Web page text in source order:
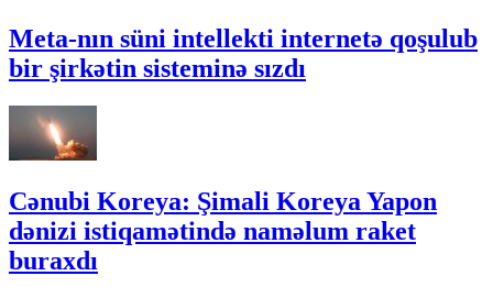
Meta-nın süni intellekti internetə qoşulub
bir şirkətin sisteminə sızdı
Cənubi Koreya: Şimali Koreya Yapon
dənizi istiqamətində naməlum raket
buraxdı